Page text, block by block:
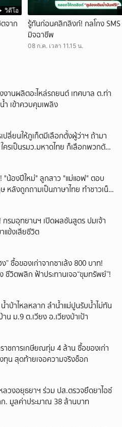
วิดีโอ
จาก
รู้ทันก่อนคลิกลิงก์! กลโกง SMS
มิจฉาชีพ
08 ก.ค. เวลา 11.15 น.
งงานผลิตอะไหล่รถยนต์ เทศบาล ต.ท่า
ำ เข้าควบคุมเพลิง
ปลี่ยนให้ภูเก็ตมีเลือกตั้งผู้ว่าฯ ถ้ามา
ครเป็นรมว.มหาดไทย ก็เลือกพวกตัว
"น้องปีใหม่" ลูกสาว "แม่แอฟ" ตอบ
หลังถูกถามเป็นภาษาไทย ทำชาวเน็ต
กรมอุทยานฯ เปิดผลชันสูตร ปมเจ้า
แข้งเสียชีวิต
” ซื้อของเก่าจากซาเล้ง 800 บาท!
ชีวิตพลิก ฟ้าประทานเจอ“ขุมทรัพย์”!
ป่าไหลหลาก ลำน้ำแม่ปูนรับน้ำไม่ทัน
น ม.9 ต.เวียง อ.เวียงป่าเป้า
าชการเกษียณทุ่ม 4 ล้าน ซื้อของเก่า
ทุน สุดท้ายเจอความจริงช็อก
ลวงอยุธยาฯ ร่วม ปส.ตรวจยึดยาไอซ์
. มูลค่าประมาณ 38 ล้านบาท